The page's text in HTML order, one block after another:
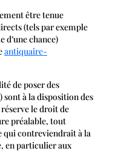
être tenue
(tels par exemple
d’une chance)
antiquaire-
de poser des
sont à la disposition des
le droit de
préalable, tout
qui contreviendrait à la
en particulier aux